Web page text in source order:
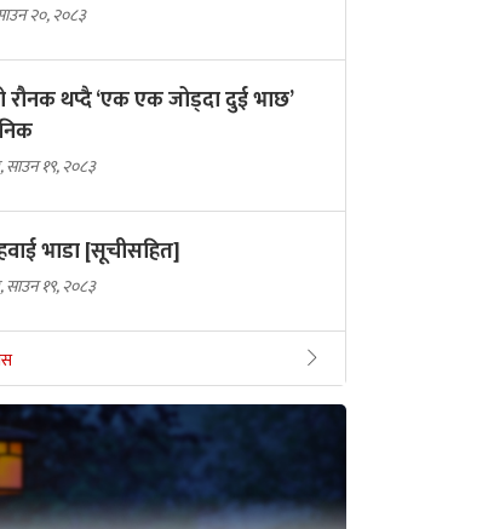
२०, २०८३
रौनक थप्दै ‘एक एक जोड्दा दुई भाछ’
१९, २०८३
भाडा [सूचीसहित]
१९, २०८३